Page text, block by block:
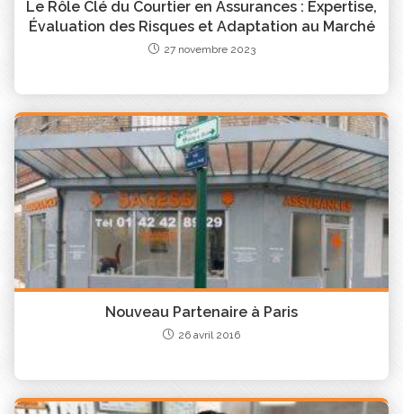
Comment bénéficier de cette aide ?
Coronavirus COVID-19?
Découvrez les mesures de soutien et les
contacts utiles pour vous accompagner
Le Rôle Clé du Courtier en Assurances : Expertise,
Évaluation des Risques et Adaptation au Marché
27 novembre 2023
Nouveau Partenaire à Paris
26 avril 2016